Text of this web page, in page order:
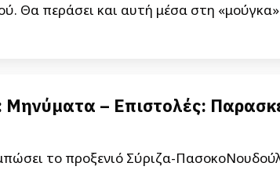
Θα περάσει και αυτή μέσα στη
– Επιστολές:
το προξενιό Σύριζα-